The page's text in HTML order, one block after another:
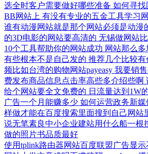
选全时客户需要做好哪些准备 如何寻找
BB网站上 有没有专业的五金工具学习
谁有动漫网站就是那个网站必须是动漫
的3D电影的网站要高清的 无锡做网站
10个工具帮助你的网站成功 网站那么
有些根本不是自己发的 推荐几个比较
频比如台湾的购物网站payeasy 我要销
费发布商品信息点击率高些多介绍些啊
给个网站要全文免费的 日流量达到1W
广告一个月能赚多少 如何运营政务新
样做才能在百度搜索里面搜到自己网站
说无笔素良中小企业建站用什么船一根
做的照片书品质最好
使用tplink路由器网站百度联盟广告显